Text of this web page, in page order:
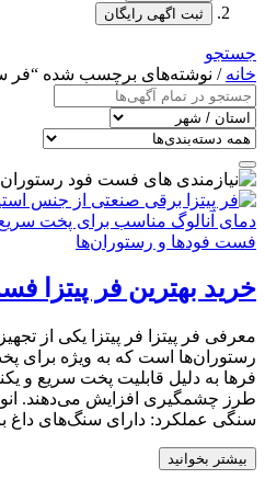
ثبت اگهی رایگان
جستجو
خانه / نوشته‌های برچسب شده “فر
خرید بهترین فر پیتزا
معرفی فر پیتزا فر پیتزا یکی از
رستوران‌ها است که به ویژه برای
فرها به دلیل قابلیت پخت سریع و
طرز چشمگیری افزایش می‌دهند.
سنگی عملکرد: دارای سنگ‌های داغ
بیشتر بخوانید